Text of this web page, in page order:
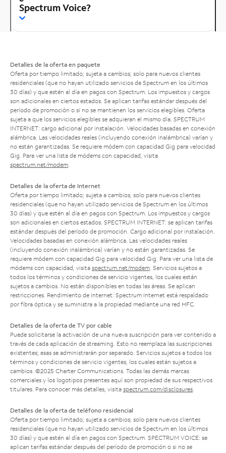
Spectrum Voice?
Detalles de la oferta en paquete
Oferta por tiempo limitado; sujeta a cambios; solo para nuevos clientes
residenciales (que no hayan utilizado servicios de Spectrum en los últimos
30 días) y que estén al día en pagos con Spectrum. Los impuestos y cargos
son adicionales en ciertos estados. Se aplican tarifas estándar después del
período de promoción o si no se mantienen los servicios elegibles. Oferta
sujeta a que los servicios elegibles se adquieran el mismo día. SPECTRUM
INTERNET: cargo adicional por instalación. Velocidades basadas en conexión
alámbrica. Las velocidades reales (incluyendo conexión inalámbrica) varían y
no están garantizadas. Se requiere módem con capacidad Gig para velocidad
Gig. Para ver una lista de módems con capacidad, visita
spectrum.net/modem
Detalles de la oferta de Internet
Oferta por tiempo limitado; sujeta a cambios; solo para nuevos clientes
residenciales (que no hayan utilizado servicios de Spectrum en los últimos
30 días) y que estén al día en pagos con Spectrum. Los impuestos y cargos
son adicionales en ciertos estados. SPECTRUM INTERNET: se aplican tarifas
estándar después del período de promoción. Cargo adicional por instalación.
Velocidades basadas en conexión alámbrica. Las velocidades reales
(incluyendo conexión inalámbrica) varían y no están garantizadas. Se
requiere módem con capacidad Gig para velocidad Gig. Para ver una lista de
módems con capacidad, visita spectrum.net/modem . Servicios sujetos a
todos los términos y condiciones de servicio vigentes, los cuales están
sujetos a cambios. No están disponibles en todas las áreas. Se aplican
restricciones. Rendimiento de Internet: Spectrum Internet está respaldado
por fibra óptica y se suministra a la propiedad mediante una red HFC.
Detalles de la oferta de TV por cable
Puede solicitarse la activación de una nueva suscripción para ver contenido a
través de cada aplicación de streaming. Esto no reemplaza las suscripciones
existentes; esas se administrarán por separado. Servicios sujetos a todos los
términos y condiciones de servicio vigentes, los cuales están sujetos a
cambios. ©2025 Charter Communications. Todas las demás marcas
comerciales y los logotipos presentes aquí son propiedad de sus respectivos
titulares. Para conocer más detalles, visita spectrum.com/disclosures
Detalles de la oferta de teléfono residencial
Oferta por tiempo limitado; sujeta a cambios; solo para nuevos clientes
residenciales (que no hayan utilizado servicios de Spectrum en los últimos
30 días) y que estén al día en pagos con Spectrum. SPECTRUM VOICE: se
aplican tarifas estándar después del período de promoción o si no se